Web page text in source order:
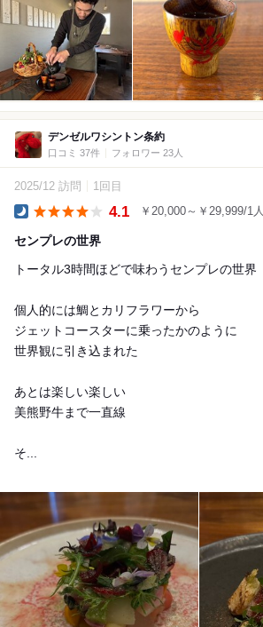
デンゼルワシントン条約
口コミ 37件 フォロワー 23人
2025/12 訪問 1回目
4.1 ￥20,000～￥29,999/1人
センプレの世界
トータル3時間ほどで味わうセンプレの世界
個人的には鯛とカリフラワーから
ジェットコースターに乗ったかのように
世界観に引き込まれた
あとは楽しい楽しい
美熊野牛まで一直線
そ...